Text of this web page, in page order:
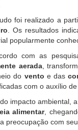
foi realizado a
. Os resultados
popularmente
com as
aerada,
do vento e das
com o auxílio de
impacto ambiental,
alimentar,
preocupação com